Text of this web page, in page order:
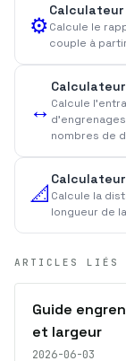
⚙️Calcule le
couple à
↔️ Calcule
nombres de
📐 Calcule la
longueur de
ARTICLES LIÉS
Guide
et largeur
2026-06-03